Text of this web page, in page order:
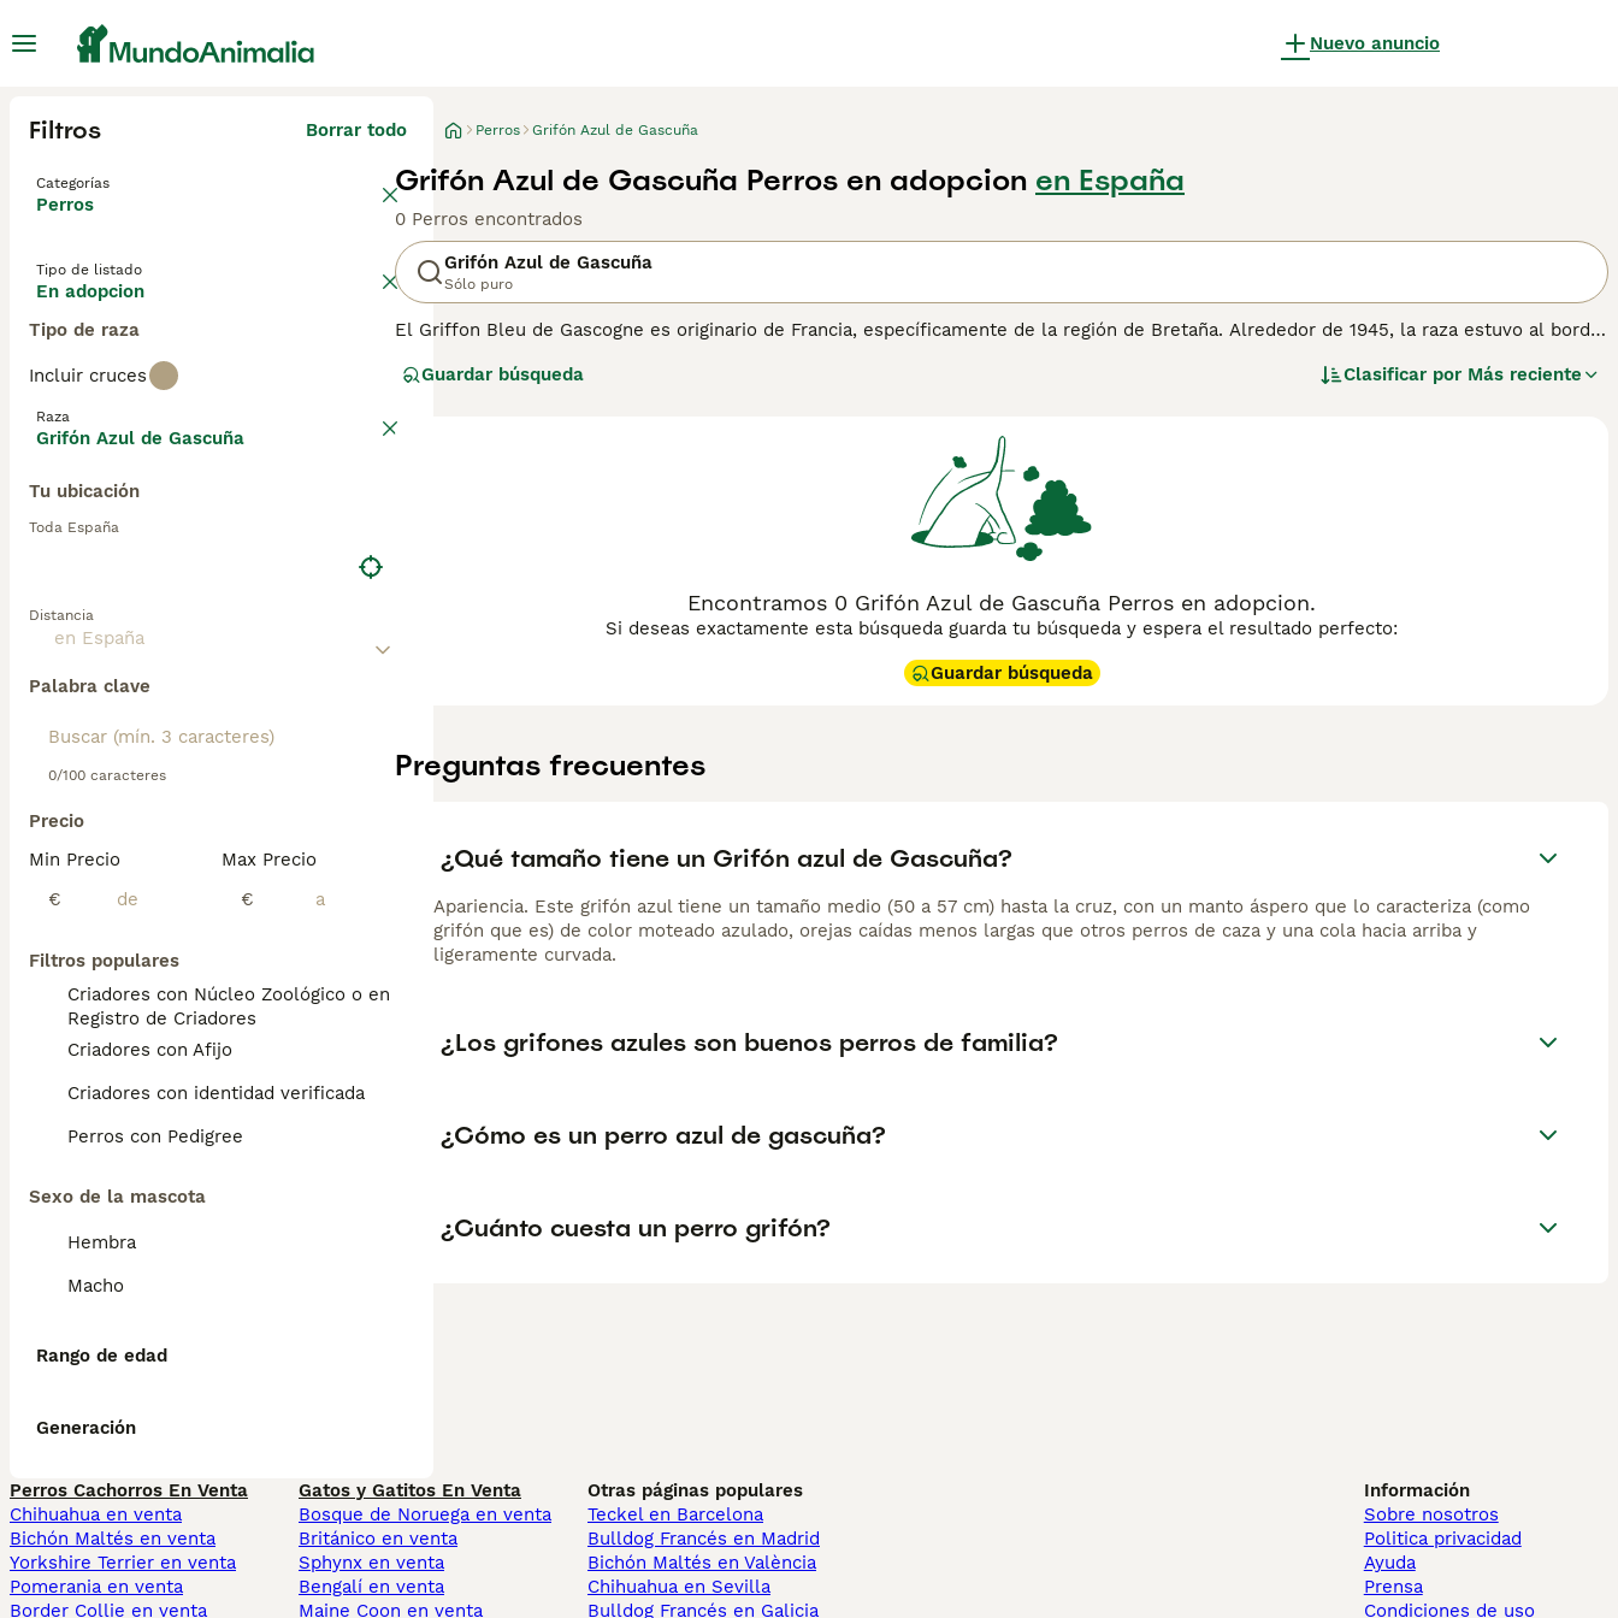
Nuevo anuncio
Filtros Borrar todo
Categorías
Perros
Tipo de listado
En adopcion
Tipo de raza
Incluir cruces
Raza
Grifón Azul de Gascuña
Tu ubicación
Toda España
Distancia
Palabra clave
0/100 caracteres
Precio
Min Precio
€
Max Precio
€
Filtros populares
Criadores con Núcleo Zoológico o en el
Registro de Criadores
Criadores con Afijo
Criadores con identidad verificada
Perros con Pedigree
Sexo de la mascota
Hembra
Macho
Rango de edad
Generación
Perros Grifón Azul de Gascuña
Grifón Azul de Gascuña Perros en adopcion en España
0 Perros encontrados
Grifón Azul de Gascuña
Sólo puro
El Griffon Bleu de Gascogne es originario de Francia, específicamente de la región de Bretaña. Alrededor de 1945, la raza estuvo al borde
originó de un cruce entre el Grand Bleu de Gascogne y los Griffons. Es un perro de caza, utilizado principalmente en la caza de liebres.
Guardar búsqueda Clasificar por Más reciente
Encontramos 0 Grifón Azul de Gascuña Perros en adopcion.
Si deseas exactamente esta búsqueda guarda tu búsqueda y espera el resultado perfecto:
Guardar búsqueda
Preguntas frecuentes
¿Qué tamaño tiene un Grifón azul de Gascuña?
Apariencia. Este grifón azul tiene un tamaño medio (50 a 57 cm) hasta la cruz, con un manto áspero que lo caracteriza (como
grifón que es) de color moteado azulado, orejas caídas menos largas que otros perros de caza y una cola hacia arriba y
ligeramente curvada.
¿Los grifones azules son buenos perros de familia?
¿Cómo es un perro azul de gascuña?
¿Cuánto cuesta un perro grifón?
Perros Cachorros En Venta
Chihuahua en venta
Bichón Maltés en venta
Yorkshire Terrier en venta
Pomerania en venta
Border Collie en venta
Gatos y Gatitos En Venta
Bosque de Noruega en venta
Británico en venta
Sphynx en venta
Bengalí en venta
Maine Coon en venta
Otras páginas populares
Teckel en Barcelona
Bulldog Francés en Madrid
Bichón Maltés en València
Chihuahua en Sevilla
Bulldog Francés en Galicia
Información
Sobre nosotros
Politica privacidad
Ayuda
Prensa
Condiciones de uso